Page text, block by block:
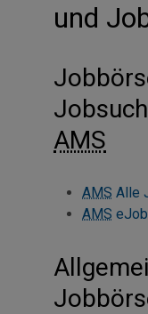
und
AMS
AMS Alle
AMS